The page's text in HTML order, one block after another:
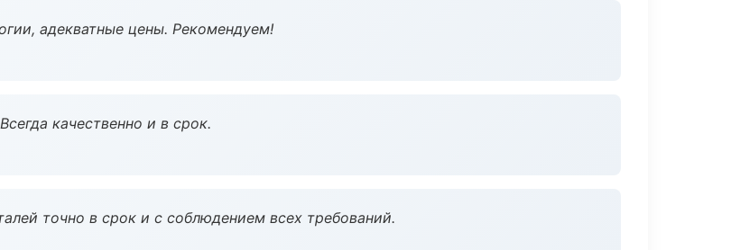
адекватные цены. Рекомендуем!
качественно и в срок.
точно в срок и с соблюдением всех требований.